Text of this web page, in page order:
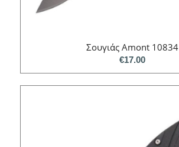
Σουγιάς Amont 10834
€17.00